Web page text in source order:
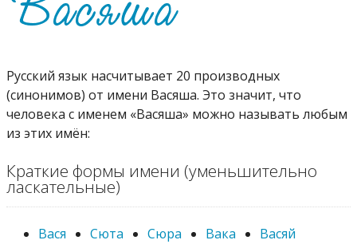
Русский язык насчитывает 20 производных
(синонимов) от имени Васяша. Это значит, что
человека с именем «Васяша» можно называть любым
из этих имён:
Краткие формы имени (уменьшительно
ласкательные)
Вася Сюта Сюра Вака Васяй